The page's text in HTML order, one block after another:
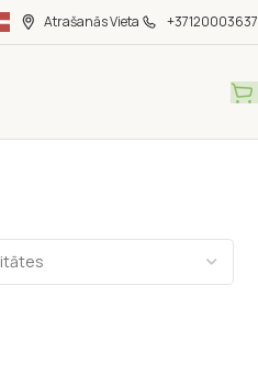
Atrašanās Vieta +37120003637